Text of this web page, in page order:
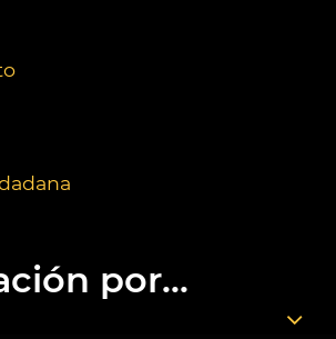
por...